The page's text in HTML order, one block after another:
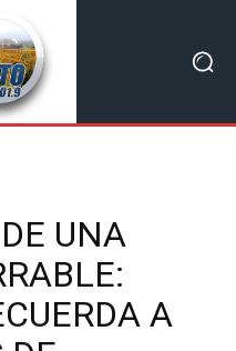
UNA
A